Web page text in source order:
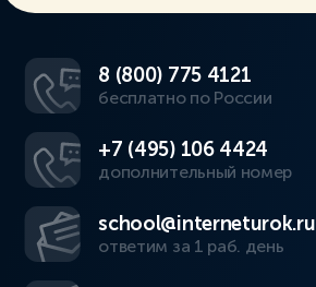
8 (800) 775 4121
бесплатно по России
+7 (495) 106 4424
дополнительный номер
school@interneturok.ru
ответим за 1 раб. день